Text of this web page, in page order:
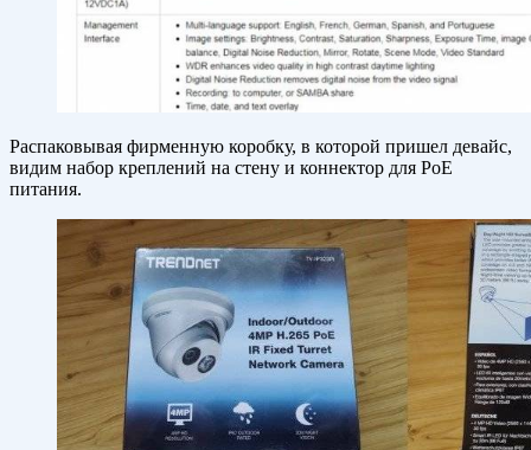
Распаковывая фирменную коробку, в которой пришел девайс,
видим набор креплений на стену и коннектор для PoE
питания.